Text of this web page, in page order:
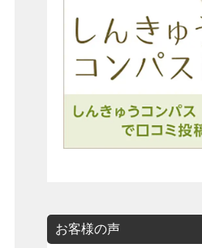
お客様の声